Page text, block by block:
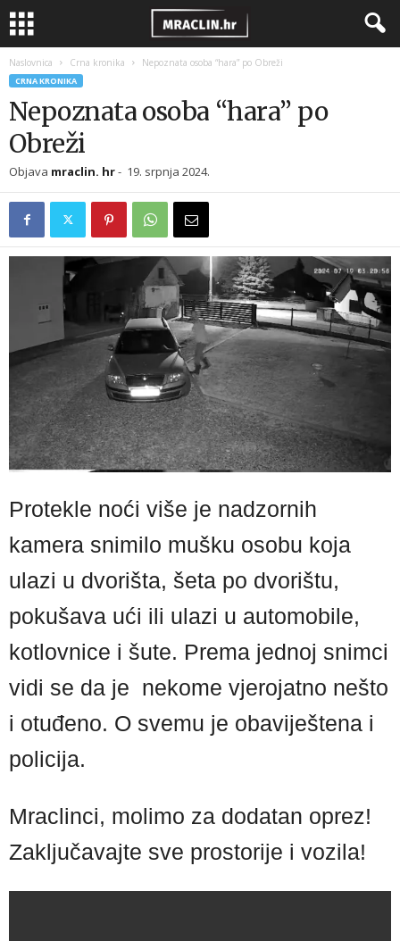
Naslovnica Crna kronika Nepoznata osoba “hara” po Obreži
CRNA KRONIKA
Nepoznata osoba “hara” po
Obreži
Objava mraclin. hr- 19. srpnja 2024.
Protekle noći više je nadzornih
kamera snimilo mušku osobu koja
ulazi u dvorišta, šeta po dvorištu,
pokušava ući ili ulazi u automobile,
kotlovnice i šute. Prema jednoj snimci
vidi se da je nekome vjerojatno nešto
i otuđeno. O svemu je obaviještena i
policija.
Mraclinci, molimo za dodatan oprez!
Zaključavajte sve prostorije i vozila!